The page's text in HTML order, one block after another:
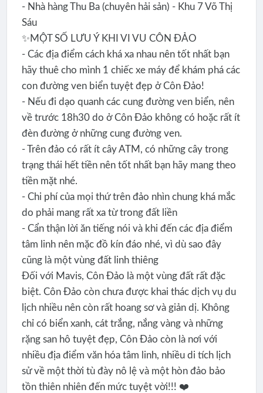
- Nhà hàng Thu Ba (chuyên hải sản) - Khu 7 Võ Thị
Sáu
✨MỘT SỐ LƯU Ý KHI VI VU CÔN ĐẢO
- Các địa điểm cách khá xa nhau nên tốt nhất bạn
hãy thuê cho mình 1 chiếc xe máy để khám phá các
con đường ven biển tuyệt đẹp ở Côn Đảo!
- Nếu đi dạo quanh các cung đường ven biển, nên
về trước 18h30 do ở Côn Đảo không có hoặc rất ít
đèn đường ở những cung đường ven.
- Trên đảo có rất ít cây ATM, có những cây trong
trạng thái hết tiền nên tốt nhất bạn hãy mang theo
tiền mặt nhé.
- Chi phí của mọi thứ trên đảo nhìn chung khá mắc
do phải mang rất xa từ trong đất liền
- Cẩn thận lời ăn tiếng nói và khi đến các địa điểm
tâm linh nên mặc đồ kín đáo nhé, vì dù sao đây
cũng là một vùng đất linh thiêng
Đối với Mavis, Côn Đảo là một vùng đất rất đặc
biệt. Côn Đảo còn chưa được khai thác dịch vụ du
lịch nhiều nên còn rất hoang sơ và giản dị. Không
chỉ có biển xanh, cát trắng, nắng vàng và những
rặng san hô tuyệt đẹp, Côn Đảo còn là nơi với
nhiều địa điểm văn hóa tâm linh, nhiều di tích lịch
sử về một thời tù đày nô lệ và một hòn đảo bảo
tồn thiên nhiên đến mức tuyệt vời!!! ❤️